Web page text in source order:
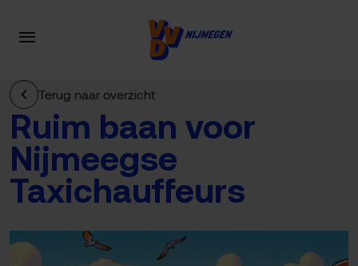
Terug naar overzicht
Ruim baan voor
Nijmeegse
Taxichauffeurs